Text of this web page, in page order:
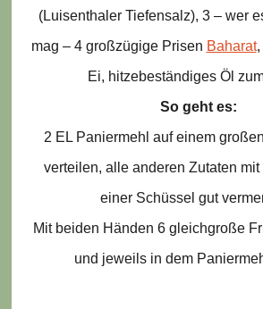
(Luisenthaler Tiefensalz), 3 – wer
mag – 4 großzügige Prisen Baharat,
Ei, hitzebeständiges Öl
So geht es:
2 EL Paniermehl auf einem
verteilen, alle anderen Zutaten
einer Schüssel gut
Mit beiden Händen 6 gleichgroße
und jeweils in dem